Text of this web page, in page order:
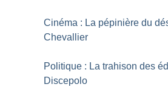
Cinéma : La pépinière du
Chevallier
Politique : La trahison des
Discepolo